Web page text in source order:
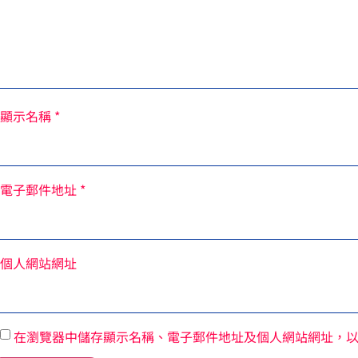
顯示名稱 *
電子郵件地址 *
個人網站網址
在瀏覽器中儲存顯示名稱、電子郵件地址及個人網站網址，